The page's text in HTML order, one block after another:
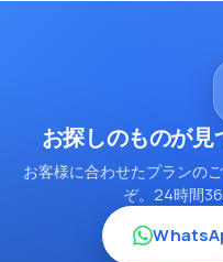
お探しのものが見
お客様に合わせたプランの
ぞ。24時間